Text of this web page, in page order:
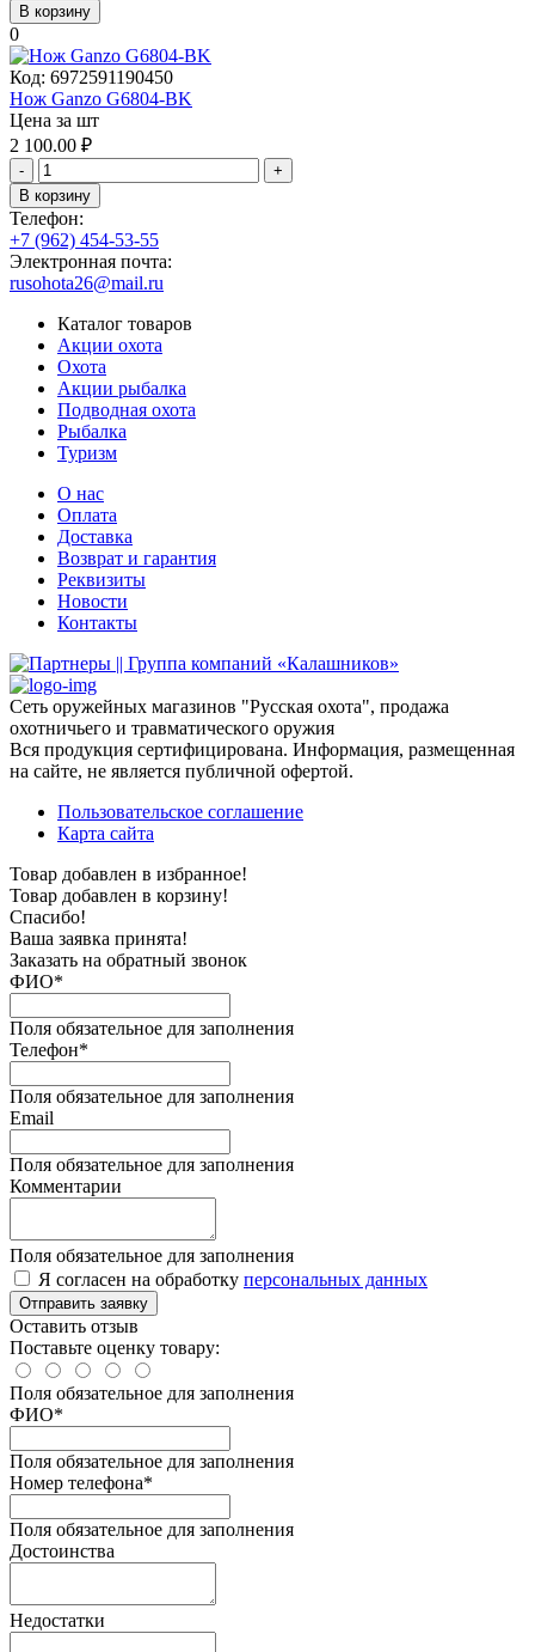
В корзину
0
Код: 6972591190450
Нож Ganzo G6804-BK
Цена за шт
2 100.00 ₽
-
+
В корзину
Телефон:
+7 (962) 454-53-55
Электронная почта:
rusohota26@mail.ru
Каталог товаров
Акции охота
Охота
Акции рыбалка
Подводная охота
Рыбалка
Туризм
О нас
Оплата
Доставка
Возврат и гарантия
Реквизиты
Новости
Контакты
Сеть оружейных магазинов "Русская охота", продажа
охотничьего и травматического оружия
Вся продукция сертифицирована. Информация, размещенная
на сайте, не является публичной офертой.
Пользовательское соглашение
Карта сайта
Товар добавлен в избранное!
Товар добавлен в корзину!
Спасибо!
Ваша заявка принята!
Заказать на обратный звонок
ФИО*
Поля обязательное для заполнения
Телефон*
Поля обязательное для заполнения
Email
Поля обязательное для заполнения
Комментарии
Поля обязательное для заполнения
Я согласен на обработку персональных данных
Отправить заявку
Оставить отзыв
Поставьте оценку товару:
Поля обязательное для заполнения
ФИО*
Поля обязательное для заполнения
Номер телефона*
Поля обязательное для заполнения
Достоинства
Недостатки